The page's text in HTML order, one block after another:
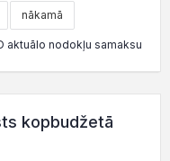
nākamā
aktuālo nodokļu samaksu
kopbudžetā